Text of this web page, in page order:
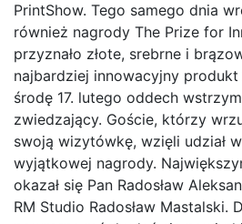
PrintShow. Tego samego dnia
również nagrody The Prize for
przyznało złote, srebrne i
najbardziej innowacyjny
środę 17. lutego oddech
zwiedzający. Goście, którzy
swoją wizytówkę, wzięli udział
wyjątkowej nagrody.
okazał się Pan Radosław
RM Studio Radosław Mastalski.